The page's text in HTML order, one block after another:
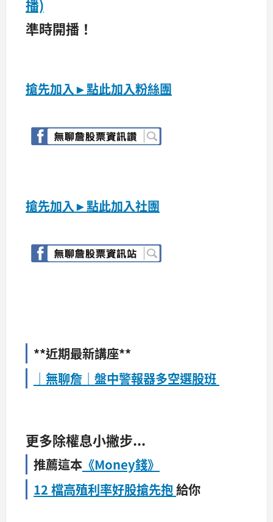
播)
準時開播！
搶先加入►點此加入粉絲團
搶先加入►點此加入社團
**近期最新講座**
｜無聊詹｜盤中警報器多空選股班
更多除權息小撇步...
推薦這本 《Money錢》
12 檔高殖利率好股搶先抱給你